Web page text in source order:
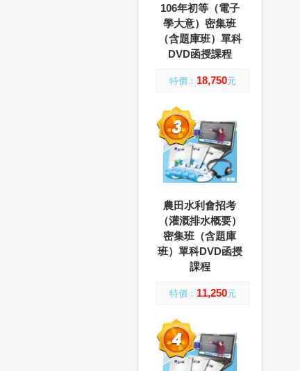
106年初等（電子
學大意）密集班
（含題庫班）單科
DVD函授課程
特價： 18,750元
農田水利會招考
（灌溉排水概要）
密集班（含題庫
班）單科DVD函授
課程
特價： 11,250元